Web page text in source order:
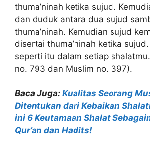
thuma’ninah ketika sujud.
dan duduk antara dua sujud
thuma’ninah. Kemudian sujud
disertai thuma’ninah ketika
seperti itu dalam setiap
no. 793 dan Muslim no. 397).
Baca Juga: Kualitas Seorang
Ditentukan dari Kebaikan
ini 6 Keutamaan Shalat
Qur’an dan Hadits!